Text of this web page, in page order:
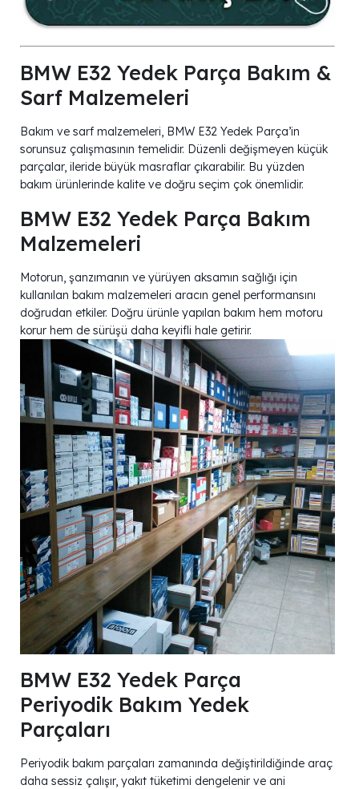
BMW E32 Yedek Parça Bakım &
Sarf Malzemeleri
Bakım ve sarf malzemeleri, BMW E32 Yedek Parça’in
sorunsuz çalışmasının temelidir. Düzenli değişmeyen küçük
parçalar, ileride büyük masraflar çıkarabilir. Bu yüzden
bakım ürünlerinde kalite ve doğru seçim çok önemlidir.
BMW E32 Yedek Parça Bakım
Malzemeleri
Motorun, şanzımanın ve yürüyen aksamın sağlığı için
kullanılan bakım malzemeleri aracın genel performansını
doğrudan etkiler. Doğru ürünle yapılan bakım hem motoru
korur hem de sürüşü daha keyifli hale getirir.
BMW E32 Yedek Parça
Periyodik Bakım Yedek
Parçaları
Periyodik bakım parçaları zamanında değiştirildiğinde araç
daha sessiz çalışır, yakıt tüketimi dengelenir ve ani